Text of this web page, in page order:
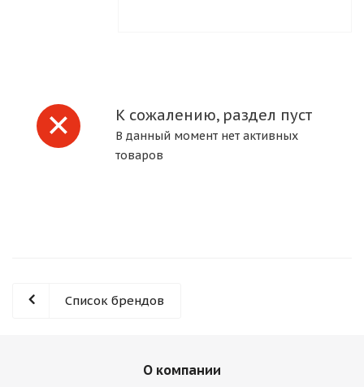
К сожалению, раздел пуст
В данный момент нет активных
товаров
Список брендов
О компании